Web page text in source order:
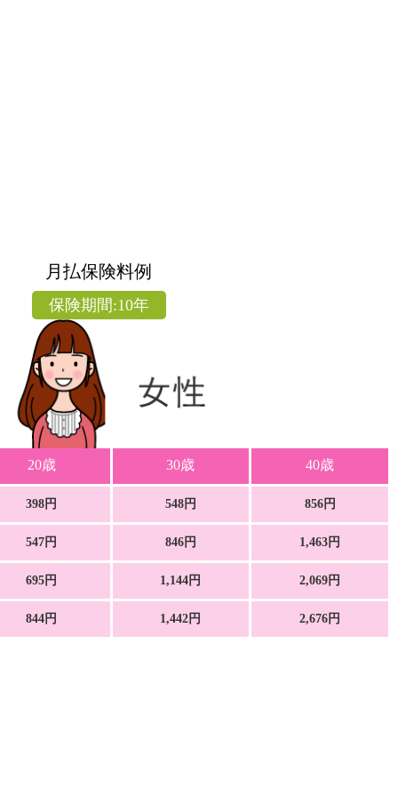
月払保険料例
保険期間:10年
20歳 30歳 40歳
398円 548円 856円
547円 846円 1,463円
695円 1,144円 2,069円
844円 1,442円 2,676円